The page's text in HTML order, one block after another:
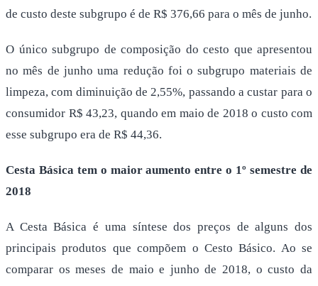
de custo deste subgrupo é de R$ 376,66 para o mês de junho.
O único subgrupo de composição do cesto que apresentou
no mês de junho uma redução foi o subgrupo materiais de
limpeza, com diminuição de 2,55%, passando a custar para o
consumidor R$ 43,23, quando em maio de 2018 o custo com
esse subgrupo era de R$ 44,36.
Cesta Básica tem o maior aumento entre o 1º semestre de
2018
A Cesta Básica é uma síntese dos preços de alguns dos
principais produtos que compõem o Cesto Básico. Ao se
comparar os meses de maio e junho de 2018, o custo da